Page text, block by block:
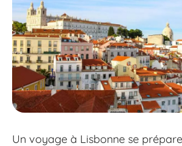
Un voyage à Lisbonne se